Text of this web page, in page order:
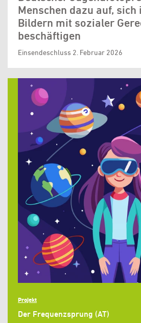
Menschen dazu auf, sich
Bildern mit sozialer
beschäftigen
Einsendeschluss 2. Februar 2026
Projekt
Der Frequenzsprung (AT)